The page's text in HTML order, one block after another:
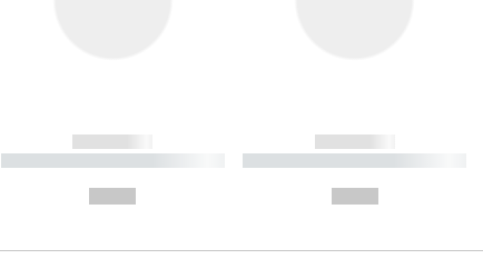
------------
----------- ----------- ----------
------------
----------- ----------- ----------